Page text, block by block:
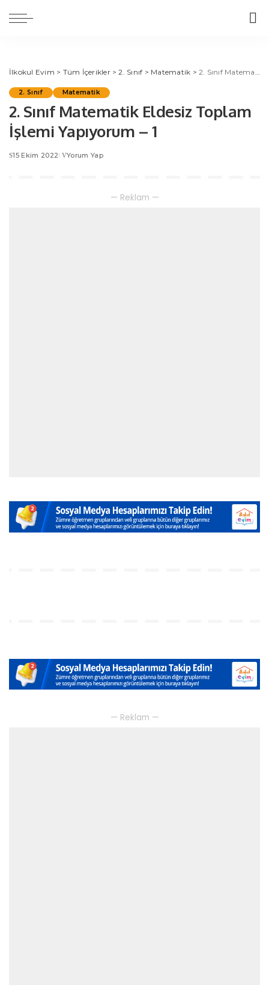
İlkokul Evim > Tüm İçerikler>2. Sınıf > Matematik >2. Sınıf Matematik Eldesiz Toplam İşlemi Yapıyorum – 1
2. Sınıf Matematik
2. Sınıf Matematik Eldesiz Toplam
İşlemi Yapıyorum – 1
15 Ekim 2022 Yorum Yap
— Reklam —
— Reklam —